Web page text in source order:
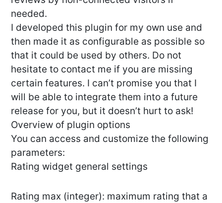
needed.
I developed this plugin for my own use and
then made it as configurable as possible so
that it could be used by others. Do not
hesitate to contact me if you are missing
certain features. I can’t promise you that I
will be able to integrate them into a future
release for you, but it doesn’t hurt to ask!
Overview of plugin options
You can access and customize the following
parameters:
Rating widget general settings
Rating max (integer): maximum rating that a